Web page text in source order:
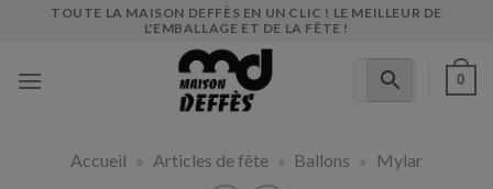
TOUTE LA MAISON DEFFÈS EN UN CLIC ! LE MEILLEUR DE
L'EMBALLAGE ET DE LA FÊTE !
0
Accueil » Articles de fête » Ballons » Mylar